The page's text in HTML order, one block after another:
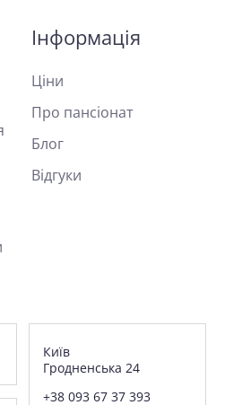
Інформація
Ціни
Про пансіонат
Блог
Відгуки
Київ
Гродненська 24
+38 093 67 37 393